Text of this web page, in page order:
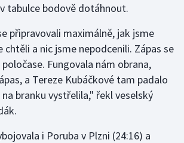
tabulce bodově dotáhnout.
připravovali maximálně, jak jsme
chtěli a nic jsme nepodcenili. Zápas se
Fungovala nám obrana,
a Tereze Kubáčkové tam padalo
branku vystřelila," řekl veselský
i Poruba v Plzni (24:16) a